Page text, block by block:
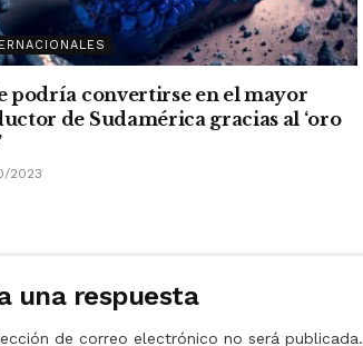
podría convertirse en el mayor
de Sudamérica gracias al ‘oro
2023
una respuesta
de correo electrónico no será publicada.